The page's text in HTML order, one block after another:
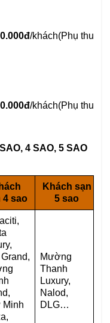
/khách(Phụ thu
/khách(Phụ thu
4 SAO, 5 SAO
4 sao
Khách sạn
5 sao
Minh
Mường
Thanh
Luxury,
Nalod,
DLG…